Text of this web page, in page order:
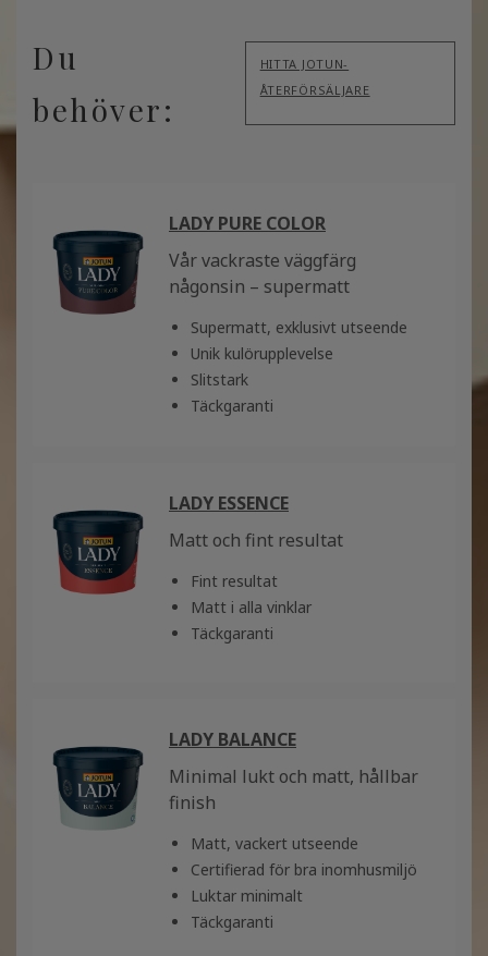
Du
behöver:
HITTA JOTUN-
ÅTERFÖRSÄLJARE
LADY PURE COLOR
Vår vackraste väggfärg
någonsin – supermatt
Supermatt, exklusivt utseende
Unik kulörupplevelse
Slitstark
Täckgaranti
LADY ESSENCE
Matt och fint resultat
Fint resultat
Matt i alla vinklar
Täckgaranti
LADY BALANCE
Minimal lukt och matt, hållbar
finish
Matt, vackert utseende
Certifierad för bra inomhusmiljö
Luktar minimalt
Täckgaranti